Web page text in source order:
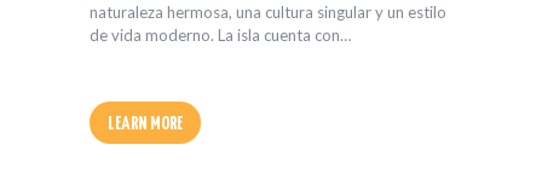
naturaleza hermosa, una cultura singular y un estilo
de vida moderno. La isla cuenta con…
LEARN MORE